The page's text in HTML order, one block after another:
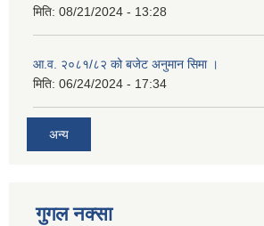
मिति: 08/21/2024 - 13:28
आ.व. २०८१/८२ को बजेट अनुमान सिमा ।
मिति: 06/24/2024 - 17:34
अन्य
गुगल नक्सा